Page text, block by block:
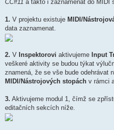
CC#11 a takto i zaznamenat do MIDI
1. V projektu existuje MIDI/
data zaznamenat.
2. V Inspektorovi aktivujeme Input
veškeré aktivity se budou týkat
znamená, že se vše bude odehrávat
MIDI/Nástrojových stopách v rámci
3. Aktivujeme modul 1, čímž se
editačních sekcích níže.